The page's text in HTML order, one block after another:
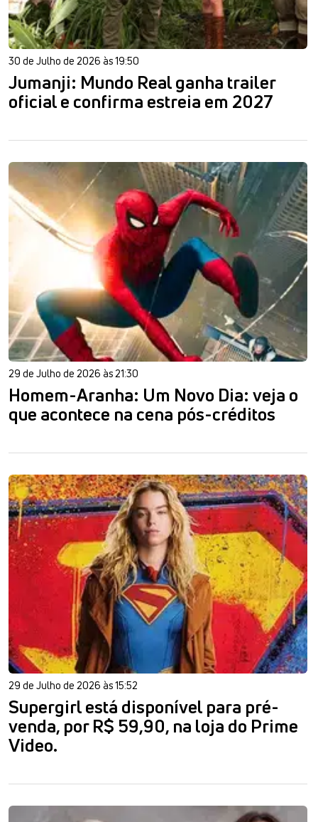
30 de Julho de 2026 às 19:50
Jumanji: Mundo Real ganha trailer
oficial e confirma estreia em 2027
29 de Julho de 2026 às 21:30
Homem-Aranha: Um Novo Dia: veja o
que acontece na cena pós-créditos
29 de Julho de 2026 às 15:52
Supergirl está disponível para pré-
venda, por R$ 59,90, na loja do Prime
Video.